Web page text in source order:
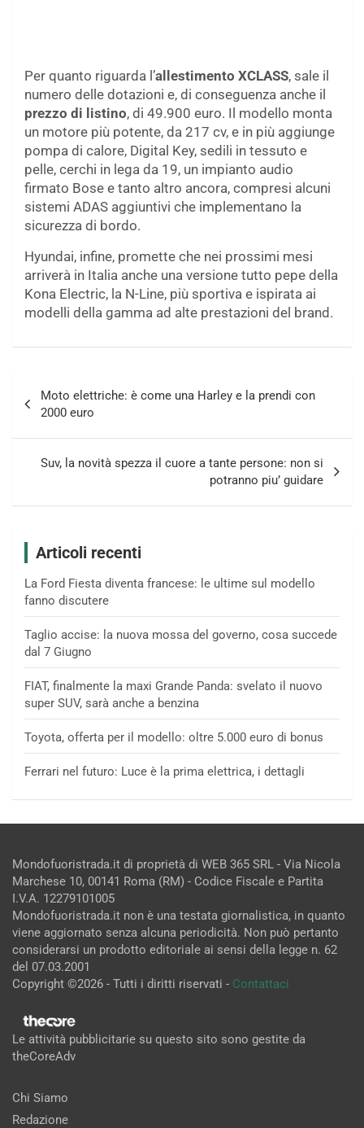
Per quanto riguarda l’allestimento XCLASS, sale il
numero delle dotazioni e, di conseguenza anche il
prezzo di listino, di 49.900 euro. Il modello monta
un motore più potente, da 217 cv, e in più aggiunge
pompa di calore, Digital Key, sedili in tessuto e
pelle, cerchi in lega da 19, un impianto audio
firmato Bose e tanto altro ancora, compresi alcuni
sistemi ADAS aggiuntivi che implementano la
sicurezza di bordo.
Hyundai, infine, promette che nei prossimi mesi
arriverà in Italia anche una versione tutto pepe della
Kona Electric, la N-Line, più sportiva e ispirata ai
modelli della gamma ad alte prestazioni del brand.
articoli
Moto elettriche: è come una Harley e la prendi con
2000 euro
Suv, la novità spezza il cuore a tante persone: non si
potranno piu’ guidare
Articoli recenti
La Ford Fiesta diventa francese: le ultime sul modello
fanno discutere
Taglio accise: la nuova mossa del governo, cosa succede
dal 7 Giugno
FIAT, finalmente la maxi Grande Panda: svelato il nuovo
super SUV, sarà anche a benzina
Toyota, offerta per il modello: oltre 5.000 euro di bonus
Ferrari nel futuro: Luce è la prima elettrica, i dettagli
Mondofuoristrada.it di proprietà di WEB 365 SRL - Via Nicola
Marchese 10, 00141 Roma (RM) - Codice Fiscale e Partita
I.V.A. 12279101005
Mondofuoristrada.it non è una testata giornalistica, in quanto
viene aggiornato senza alcuna periodicità. Non può pertanto
considerarsi un prodotto editoriale ai sensi della legge n. 62
del 07.03.2001
Copyright ©2026 - Tutti i diritti riservati - Contattaci
Le attività pubblicitarie su questo sito sono gestite da
theCoreAdv
Chi Siamo
Redazione